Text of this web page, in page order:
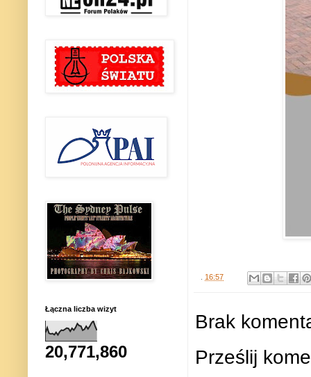
16:57
Brak
Prześlij
Łączna liczba wizyt
20,771,860